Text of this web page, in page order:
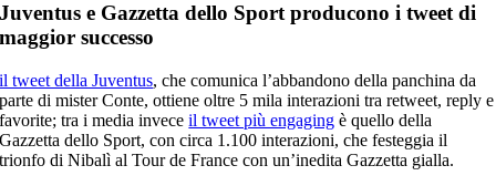
Juventus e Gazzetta dello Sport producono i tweet di
maggior successo
il tweet della Juventus, che comunica l’abbandono della panchina da
parte di mister Conte, ottiene oltre 5 mila interazioni tra retweet, reply e
favorite; tra i media inveceil tweet più engaging è quello della
Gazzetta dello Sport, con circa 1.100 interazioni, che festeggia il
trionfo di Nibalì al Tour de France con un’inedita Gazzetta gialla.